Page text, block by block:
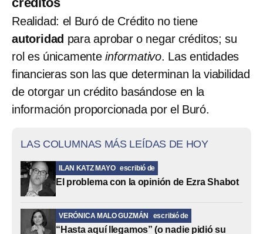
Realidad: el Buró de Crédito no tiene
autoridad para aprobar o negar créditos; su
rol es únicamenteinformativo. Las entidades
financieras son las que determinan la viabilidad
de otorgar un crédito basándose en la
información proporcionada por el Buró.
LAS COLUMNAS MÁS LEÍDAS DE HOY
ILAN KATZ MAYO escribió de
El problema con la opinión de Ezra Shabot
VERÓNICA MALO GUZMÁN escribió de
“Hasta aquí llegamos” (o nadie pidió su